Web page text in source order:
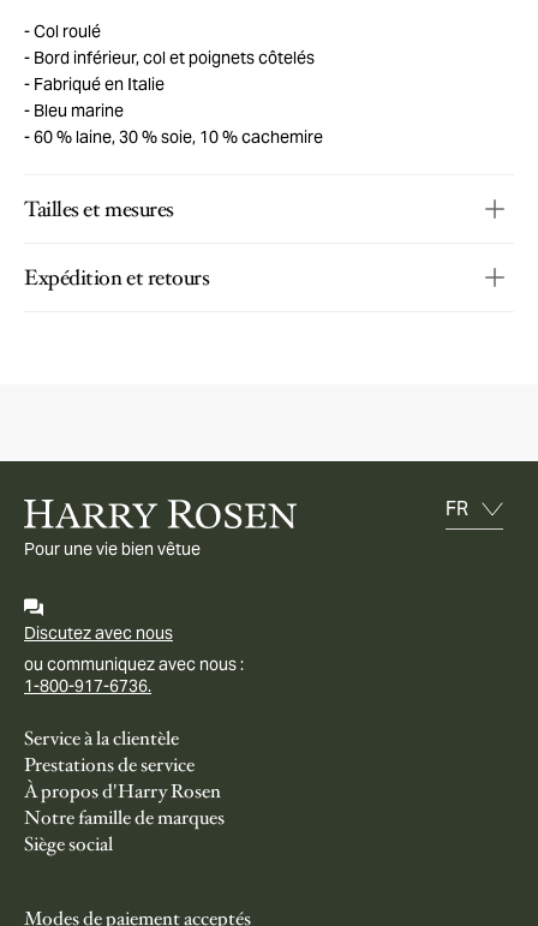
Col roulé
Bord inférieur, col et poignets côtelés
Fabriqué en Italie
Bleu marine
60 % laine, 30 % soie, 10 % cachemire
Tailles et mesures
Expédition et retours
Pour une vie bien vêtue
Discutez avec nous
ou communiquez avec nous :
1-800-917-6736.
Service à la clientèle
Prestations de service
À propos d'Harry Rosen
Notre famille de marques
Siège social
Modes de paiement acceptés